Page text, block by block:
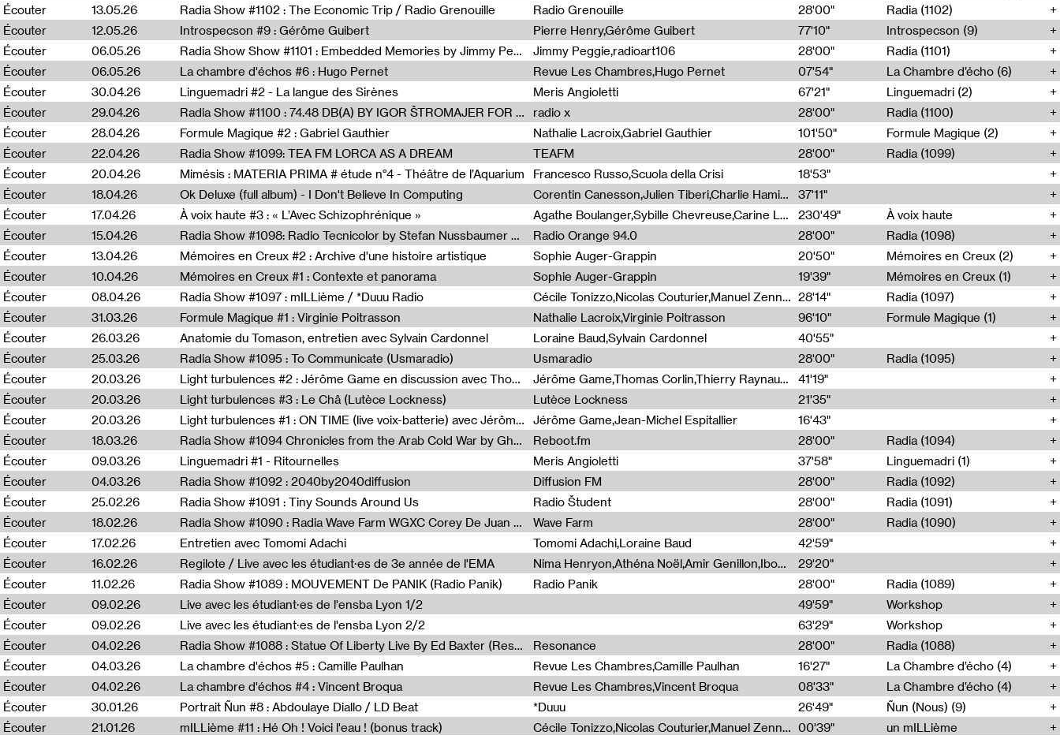
Écouter
13.05.26 Radia Show #1102 : The Economic Trip / Radio Grenouille Radio Grenouille 28'00"
Radia (1102)
Écouter
12.05.26 Introspecson #9 : Gérôme Guibert Pierre Henry,Gérôme Guibert 77'10"
Introspecson (9)
Écouter
06.05.26 Radia Show Show #1101 : Embedded Memories by Jimmy Peggie / radioart106 Jimmy Peggie,radioart106 28'00"
Radia (1101)
Écouter
06.05.26 La chambre d'échos #6 : Hugo Pernet Revue Les Chambres,Hugo Pernet 07'54"
La Chambre d’écho (6)
Écouter
30.04.26 Linguemadri #2 - La langue des Sirènes Meris Angioletti 67'21"
Linguemadri (2)
Écouter
29.04.26 Radia Show #1100 : 74.48 DB(A) BY IGOR ŠTROMAJER FOR RADIO X radio x 28'00"
Radia (1100)
Écouter
28.04.26 Formule Magique #2 : Gabriel Gauthier Nathalie Lacroix,Gabriel Gauthier 101'50"
Formule Magique (2)
Écouter
22.04.26 Radia Show #1099: TEA FM LORCA AS A DREAM TEAFM 28'00"
Radia (1099)
Écouter
20.04.26 Mimésis : MATERIA PRIMA # étude n°4 - Théâtre de l’Aquarium Francesco Russo,Scuola della Crisi
18'53"
Écouter
18.04.26 Ok Deluxe (full album) - I Don't Believe In Computing Corentin Canesson,Julien Tiberi,Charlie Hamish Jeffery
37'11"
Écouter
17.04.26 À voix haute #3 : « L’Avec Schizophrénique » Agathe Boulanger,Sybille Chevreuse,Carine Lendrin,Léna Monnier,Graziela Susin,Camille Zuber 230'49"
À voix haute
Écouter
15.04.26 Radia Show #1098: Radio Tecnicolor by Stefan Nussbaumer & Georg Zichy (Radio Orange 94.0) Radio Orange 94.0 28'00"
Radia (1098)
Écouter
13.04.26 Mémoires en Creux #2 : Archive d'une histoire artistique Sophie Auger-Grappin 20'50"
Mémoires en Creux (2)
Écouter
10.04.26 Mémoires en Creux #1 : Contexte et panorama Sophie Auger-Grappin 19'39"
Mémoires en Creux (1)
Écouter
08.04.26 Radia Show #1097 : mILLième / *Duuu Radio Cécile Tonizzo,Nicolas Couturier,Manuel Zenner,Aquila Lescene,Curtis Coco,Cyril Magnier 28'14"
Radia (1097)
Écouter
31.03.26 Formule Magique #1 : Virginie Poitrasson Nathalie Lacroix,Virginie Poitrasson 96'10"
Formule Magique (1)
Écouter
26.03.26 Anatomie du Tomason, entretien avec Sylvain Cardonnel Loraine Baud,Sylvain Cardonnel
40'55"
Écouter
25.03.26 Radia Show #1095 : To Communicate (Usmaradio) Usmaradio 28'00"
Radia (1095)
Écouter
20.03.26 Light turbulences #2 : Jérôme Game en discussion avec Thomas Corlin Jérôme Game,Thomas Corlin,Thierry Raynaud,Hubert Colas
41'19"
Écouter
20.03.26 Light turbulences #3 : Le Châ (Lutèce Lockness) Lutèce Lockness
21'35"
Écouter
20.03.26 Light turbulences #1 : ON TIME (live voix-batterie) avec Jérôme Game & Jean-Michel Espitallier Jérôme Game,Jean-Michel Espitallier
16'43"
Écouter
18.03.26 Radia Show #1094 Chronicles from the Arab Cold War by Ghazi Barakat Reboot.fm 28'00"
Radia (1094)
Écouter
09.03.26 Linguemadri #1 - Ritournelles Meris Angioletti 37'58"
Linguemadri (1)
Écouter
04.03.26 Radia Show #1092 : 2040by2040diffusion Diffusion FM 28'00"
Radia (1092)
Écouter
25.02.26 Radia Show #1091 : Tiny Sounds Around Us Radio Študent 28'00"
Radia (1091)
Écouter
18.02.26 Radia Show #1090 : Radia Wave Farm WGXC Corey De Juan Sherrard Jr Startalk Wave Farm 28'00"
Radia (1090)
Écouter
17.02.26 Entretien avec Tomomi Adachi Tomomi Adachi,Loraine Baud
42'59"
Écouter
16.02.26 Regilote / Live avec les étudiant·es de 3e année de l'EMA Nima Henryon,Athéna Noël,Amir Genillon,Ibourayane Ahmadi,Manelle Cherrih,Honorine Gibello,John Weeber,Manon Joseph
29'20"
Écouter
11.02.26 Radia Show #1089 : MOUVEMENT De PANIK (Radio Panik) Radio Panik 28'00"
Radia (1089)
Écouter
09.02.26 Live avec les étudiant·es de l'ensba Lyon 1/2 49'59"
Workshop
Écouter
09.02.26 Live avec les étudiant·es de l'ensba Lyon 2/2 63'29"
Workshop
Écouter
04.02.26 Radia Show #1088 : Statue Of Liberty Live By Ed Baxter (Resonance) Resonance 28'00"
Radia (1088)
Écouter
04.03.26 La chambre d'échos #5 : Camille Paulhan Revue Les Chambres,Camille Paulhan 16'27"
La Chambre d’écho (4)
Écouter
04.02.26 La chambre d'échos #4 : Vincent Broqua Revue Les Chambres,Vincent Broqua 08'33"
La Chambre d’écho (4)
Écouter
30.01.26 Portrait Ñun #8 : Abdoulaye Diallo / LD Beat *Duuu 26'49"
Ñun (Nous) (9)
Écouter
21.01.26 mILLième #11 : Hé Oh ! Voici l'eau ! (bonus track) Cécile Tonizzo,Nicolas Couturier,Manuel Zenner,Aquila Lescene,Curtis Coco,Cyril Magnier 00'39"
un mILLième